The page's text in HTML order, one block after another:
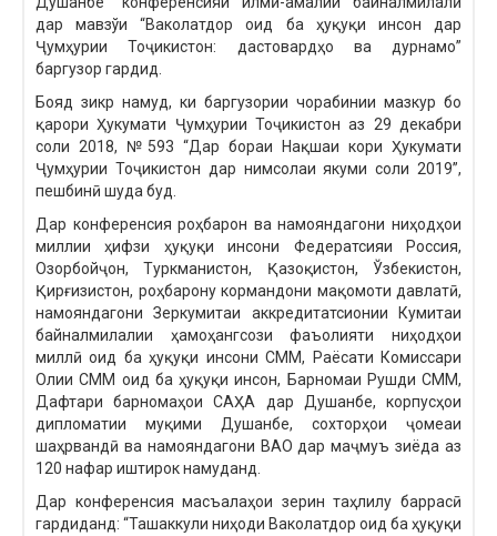
дар мавзўи “Ваколатдор оид ба ҳуқуқи инсон дар
Ҷумҳурии Тоҷикистон: дастовардҳо ва дурнамо”
баргузор гардид.
Бояд зикр намуд, ки баргузории чорабинии мазкур бо
қарори Ҳукумати Ҷумҳурии Тоҷикистон аз 29 декабри
соли 2018, №593 “Дар бораи Нақшаи кори Ҳукумати
Ҷумҳурии Тоҷикистон дар нимсолаи якуми соли 2019”,
пешбинӣ шуда буд.
Дар конференсия роҳбарон ва намояндагони ниҳодҳои
миллии ҳифзи ҳуқуқи инсони Федератсияи Россия,
Озорбойҷон, Туркманистон, Қазоқистон, Ўзбекистон,
Қирғизистон, роҳбарону кормандони мақомоти давлатӣ,
намояндагони Зеркумитаи аккредитатсионии Кумитаи
байналмилалии ҳамоҳангсози фаъолияти ниҳодҳои
миллӣ оид ба ҳуқуқи инсони СММ, Раёсати Комиссари
Олии СММ оид ба ҳуқуқи инсон, Барномаи Рушди СММ,
Дафтари барномаҳои САҲА дар Душанбе, корпусҳои
дипломатии муқими Душанбе, сохторҳои ҷомеаи
шаҳрвандӣ ва намояндагони ВАО дар маҷмуъ зиёда аз
120 нафар иштирок намуданд.
Дар конференсия масъалаҳои зерин таҳлилу баррасӣ
гардиданд: “Ташаккули ниҳоди Ваколатдор оид ба ҳуқуқи